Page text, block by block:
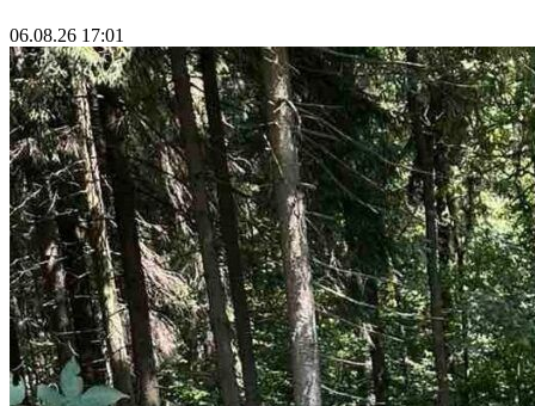
06.08.26 17:01